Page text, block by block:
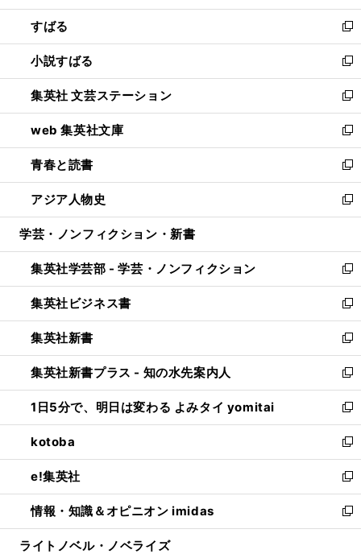
開
く
ウ
で
開
く
ン
ド
ウ
で
開
く
すばる
新
し
い
ウ
ィ
ン
ド
ウ
で
開
く
小説すばる
新
し
い
ウ
ィ
ン
ド
ウ
で
開
集英社 文芸ステーション
新
し
い
ウ
ィ
ン
ド
ウ
開
く
web 集英社文庫
新
し
い
ウ
ィ
ン
ウ
で
開
く
青春と読書
新
し
い
ウ
ン
ド
ウ
で
開
く
アジア人物史
新
し
ウ
ィ
ン
ド
ウ
で
開
く
学芸・ノンフィクション・新書
集英社学芸部 - 学芸・ノンフィクション
新
し
い
ウ
ィ
ン
ド
ウ
で
開
く
集英社ビジネス書
新
し
い
ウ
ィ
ン
ド
ウ
で
開
く
集英社新書
新
し
い
ウ
ィ
ン
ド
ウ
で
開
く
集英社新書プラス - 知の水先案内人
新
し
い
ウ
ィ
ン
ド
ウ
で
開
1日5分で、明日は変わる よみタイ yomitai
新
し
い
ウ
ィ
ン
ド
ウ
kotoba
新
し
い
ウ
ィ
ン
e!集英社
新
し
い
ウ
情報・知識＆オピニオン imidas
新
し
ライトノベル・ノベライズ